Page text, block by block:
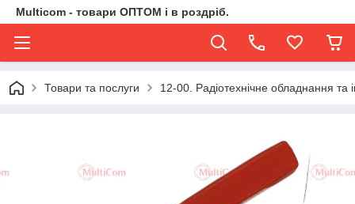
Multicom - товари ОПТОМ і в роздріб.
Товари та послуги 12-00. Радіотехнічне обладнання та